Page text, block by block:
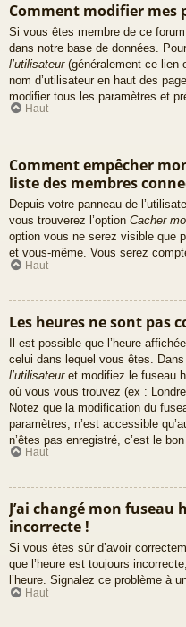
Comment modifier mes
Si vous êtes membre de ce
dans notre base de données.
l’utilisateur(généralement ce lien
nom d’utilisateur en haut des
modifier tous les paramètres et
Haut
Comment empêcher
liste des membres
Depuis votre panneau de
vous trouverez l’option Cacher
option vous ne serez visible que
et vous-même. Vous serez
Haut
Les heures ne sont pas
Il est possible que l’heure
celui dans lequel vous êtes.
l’utilisateuret modifiez le fuseau
où vous vous trouvez (ex :
Notez que la modification du
paramètres, n’est accessible
n’êtes pas enregistré, c’est le
Haut
J’ai changé mon
incorrecte !
Si vous êtes sûr d’avoir
que l’heure est toujours
l’heure. Signalez ce problème à
Haut